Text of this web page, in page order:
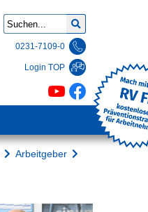
0231-7109-0
Login TOP
Arbeitgeber